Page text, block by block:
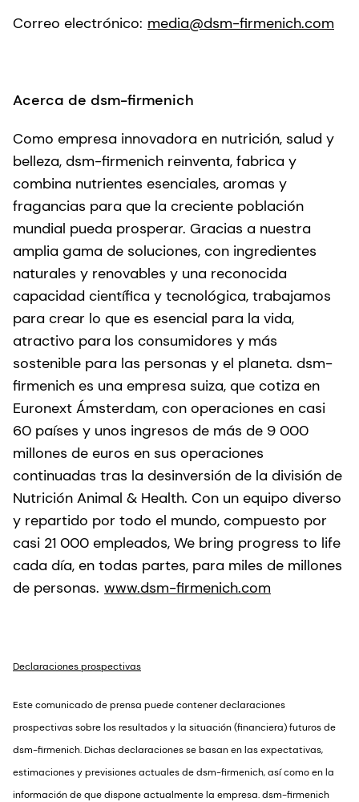
Correo electrónico: media@dsm-firmenich.com
Acerca de dsm-firmenich
Como empresa innovadora en nutrición, salud y
belleza, dsm-firmenich reinventa, fabrica y
combina nutrientes esenciales, aromas y
fragancias para que la creciente población
mundial pueda prosperar. Gracias a nuestra
amplia gama de soluciones, con ingredientes
naturales y renovables y una reconocida
capacidad científica y tecnológica, trabajamos
para crear lo que es esencial para la vida,
atractivo para los consumidores y más
sostenible para las personas y el planeta. dsm-
firmenich es una empresa suiza, que cotiza en
Euronext Ámsterdam, con operaciones en casi
60 países y unos ingresos de más de 9 000
millones de euros en sus operaciones
continuadas tras la desinversión de la división de
Nutrición Animal & Health. Con un equipo diverso
y repartido por todo el mundo, compuesto por
casi 21 000 empleados, We bring progress to life
cada día, en todas partes, para miles de millones
de personas. www.dsm-firmenich.com
Declaraciones prospectivas
Este comunicado de prensa puede contener declaraciones
prospectivas sobre los resultados y la situación (financiera) futuros de
dsm-firmenich. Dichas declaraciones se basan en las expectativas,
estimaciones y previsiones actuales de dsm-firmenich, así como en la
información de que dispone actualmente la empresa. dsm-firmenich